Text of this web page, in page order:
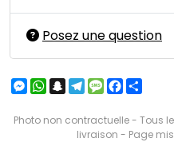
Posez une question
Messenger
WhatsApp
Snapchat
Telegram
MessageFacebook
Photo non contractuelle - Tous
livraison - Page